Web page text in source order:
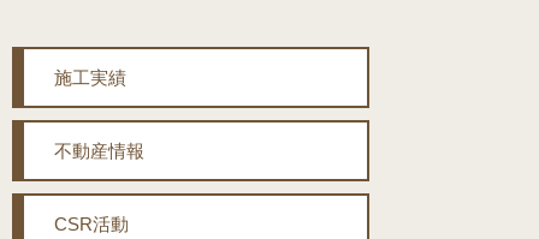
施工実績
不動産情報
CSR活動